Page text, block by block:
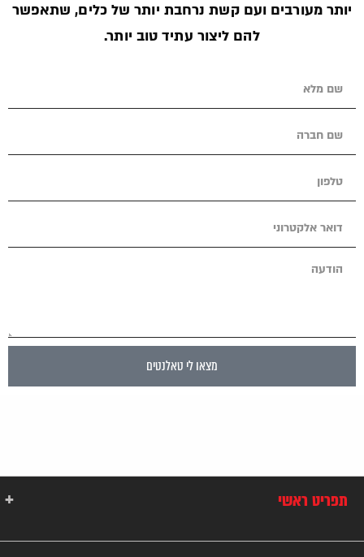
יותר מעורבים ועם קשת נרחבת יותר של כלים, שתאפשר
להם ליצור עתיד טוב יותר.
מצאו לי טאלנטים
תפריט ראשי